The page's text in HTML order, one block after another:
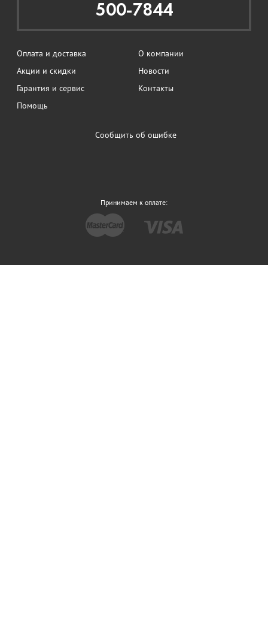
500-7844
Оплата и доставка
О компании
Акции и скидки
Новости
Гарантия и сервис
Контакты
Помощь
Сообщить об ошибке
Принимаем к оплате: